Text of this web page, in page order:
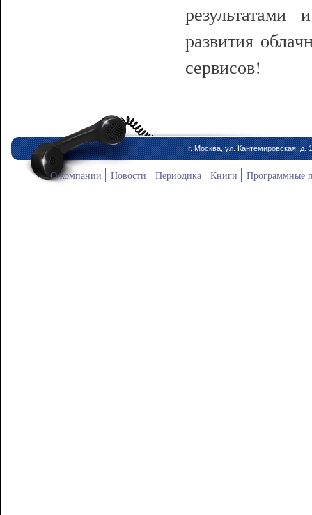
развития
сервисов!
г. Москва, ул. Кантемировская, д.
О компании Новости Периодика Книги Программные